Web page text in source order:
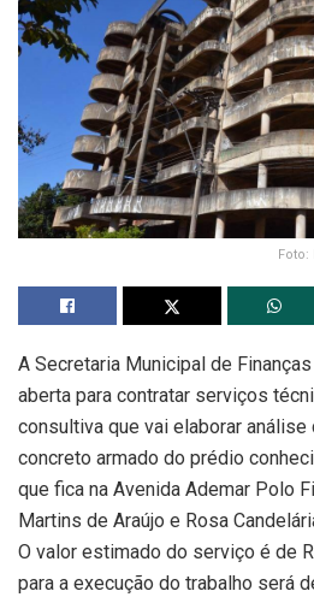
A Secretaria Municipal de
aberta para contratar serviços
consultiva que vai elaborar
concreto armado do prédio
que fica na Avenida Ademar Polo
Martins de Araújo e Rosa
O valor estimado do serviço é de
para a execução do trabalho será